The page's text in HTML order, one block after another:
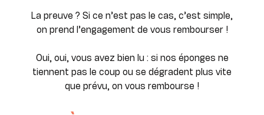
La preuve ? Si ce n’est pas le cas, c’est simple,
on prend l’engagement de vous rembourser !
Oui, oui, vous avez bien lu : si nos éponges ne
tiennent pas le coup ou se dégradent plus vite
que prévu, on vous rembourse !